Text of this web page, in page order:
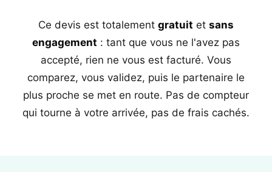
Ce devis est totalement gratuit et sans
engagement : tant que vous ne l'avez pas
accepté, rien ne vous est facturé. Vous
comparez, vous validez, puis le partenaire le
plus proche se met en route. Pas de compteur
qui tourne à votre arrivée, pas de frais cachés.